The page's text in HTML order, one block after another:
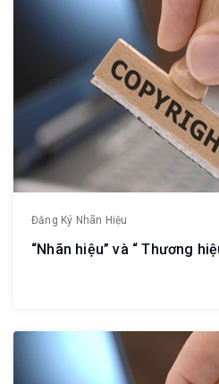
Đăng Ký Nhãn Hiệu
“Nhãn hiệu” và “ Thương